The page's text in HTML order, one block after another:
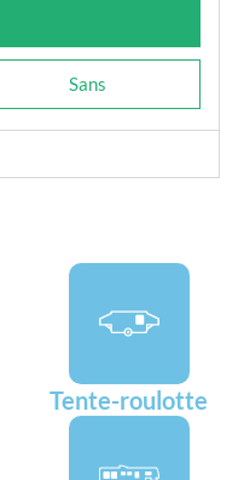
Sans
Tente-roulotte